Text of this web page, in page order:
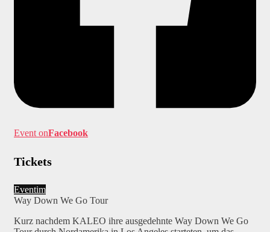
Event onFacebook
Tickets
Eventim
Way Down We Go Tour
Kurz nachdem KALEO ihre ausgedehnte Way Down We Go